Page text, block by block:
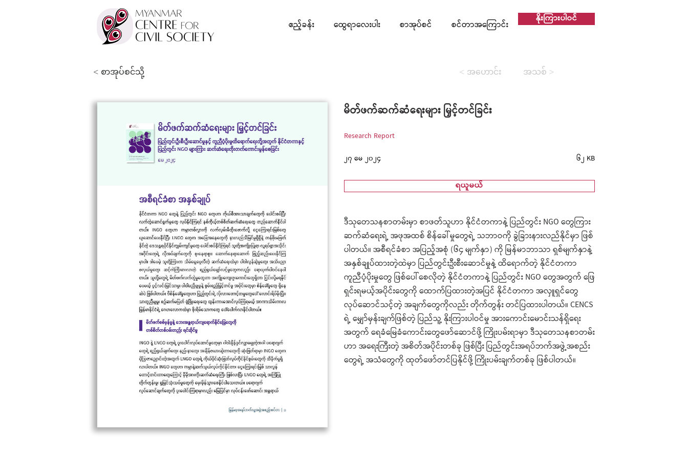
ဧည့်ခန်း ထွေရာလေးပါး စာအုပ်စင် စင်တာအကြောင်း နိုးကြားပါဝင်
< စာအုပ်စင်သို့ < အဟောင်း အသစ် >
မိတ်ဖက်ဆက်ဆံရေးများ မြှင့်တင်ခြင်း
Research Report
၂၇ မေ ၂၀၂၄
၆၂ KB
ရယူမယ်
ဒီသုတေသနစာတမ်းမှာ စာဖတ်သူဟာ နိုင်ငံတကာနဲ့ ပြည်တွင်း NGO တွေကြား
ဆက်ဆံရေးရဲ့ အဖုအထစ် စိန်ခေါ်မှုတွေရဲ့ သဘာဝကို ခွဲခြားနားလည်နိုင်မှာ ဖြစ်
ပါတယ်။ အစီရင်ခံစာ အပြည့်အစုံ (၆၄ မျက်နှာ) ကို မြန်မာဘာသာ ရှစ်မျက်နှာနဲ့
အနှစ်ချုပ်ထားတဲ့ထဲမှာ ပြည်တွင်းဦးစီးဆောင်မှုနဲ့ ထိရောက်တဲ့ နိုင်ငံတကာ
ကူညီပံ့ပိုးမှုတွေ ဖြစ်ပေါ်စေလိုတဲ့ နိုင်ငံတကာနဲ့ ပြည်တွင်း NGO တွေအတွက် ဖြေ
ရှင်းရမယ့်အပိုင်းတွေကို ထောက်ပြထားတဲ့အပြင် နိုင်ငံတကာ အလှူရှင်တွေ
လုပ်ဆောင်သင့်တဲ့ အချက်တွေကိုလည်း တိုက်တွန်း တင်ပြထားပါတယ်။ CENCS
ရဲ့ မျှော်မှန်းချက်ဖြစ်တဲ့ ပြည်သူ့ နိုးကြားပါဝင်မှု အားကောင်းမောင်းသန်ရှိရေး
အတွက် ရေခံမြေခံကောင်းတွေဖော်ဆောင်ဖို့ ကြိုးပမ်းရာမှာ ဒီသုတေသနစာတမ်း
ဟာ အရေးကြီးတဲ့ အစိတ်အပိုင်းတစ်ခု ဖြစ်ပြီး ပြည်တွင်းအရပ်ဘက်အဖွဲ့အစည်း
တွေရဲ့ အသံတွေကို ထုတ်ဖော်တင်ပြနိုင်ဖို့ ကြိုးပမ်းချက်တစ်ခု ဖြစ်ပါတယ်။